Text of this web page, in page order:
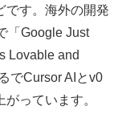
です。海外の開発
「Google Just
Lovable and
でCursor AIとv0
っています。